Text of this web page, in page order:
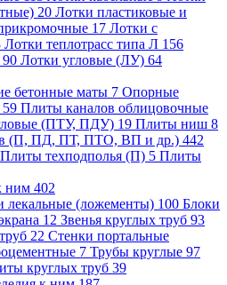
20 Лотки пластиковые и
17 Лотки с
Лотки теплотрасс типа Л 156
90 Лотки угловые (ЛУ) 64
бетонные маты 7 Опорные
59 Плиты каналов облицовочные
(ПТУ, ПДУ) 19 Плиты ниш 8
(П, ПД, ПТ, ПТО, ВП и др.) 442
Плиты техподполья (П) 5 Плиты
ним 402
лекальные (ложементы) 100 Блоки
12 Звенья круглых труб 93
22 Стенки портальные
7 Трубы круглые 97
круглых труб 39